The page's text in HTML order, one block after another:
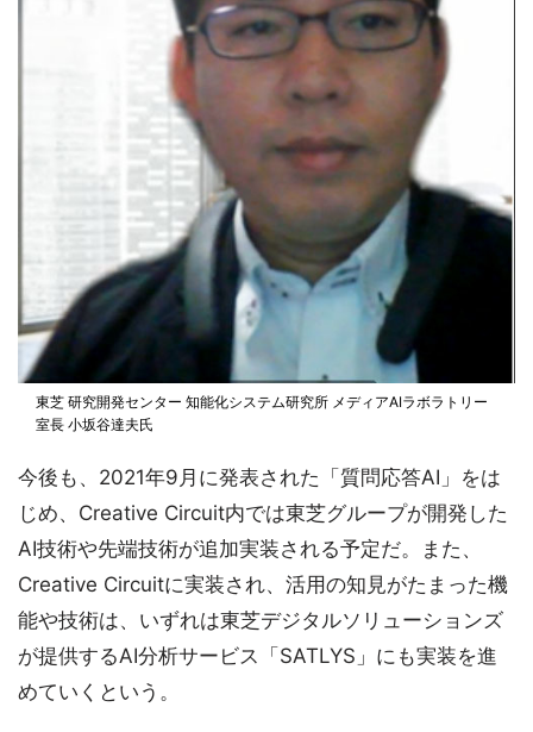
東芝 研究開発センター 知能化システム研究所 メディアAIラボラトリー
室長 小坂谷達夫氏
今後も、2021年9月に発表された「質問応答AI」をは
じめ、Creative Circuit内では東芝グループが開発した
AI技術や先端技術が追加実装される予定だ。また、
Creative Circuitに実装され、活用の知見がたまった機
能や技術は、いずれは東芝デジタルソリューションズ
が提供するAI分析サービス「SATLYS」にも実装を進
めていくという。